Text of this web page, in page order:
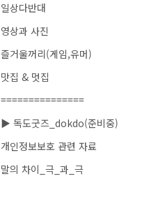
일상다반대
영상과 사진
즐거울꺼리(게임,유머)
맛집 & 멋집
===============
▶ 독도굿즈_dokdo(준비중)
개인정보보호 관련 자료
말의 차이_극_과_극